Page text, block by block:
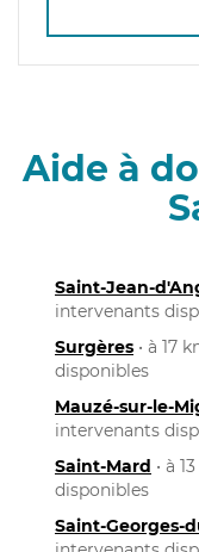
Aide à
Saint-Jean-
intervenants
Surgères • à 17
disponibles
Mauzé-sur-le-
intervenants
Saint-Mard • à
disponibles
Saint-Georges-